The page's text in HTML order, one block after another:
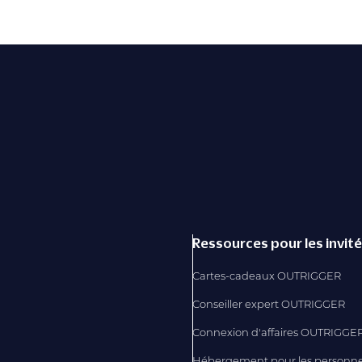
Ressources pour les
Cartes-cadeaux OUTRIGGER
Conseiller expert OUTRIGGER
Connexion d'affaires